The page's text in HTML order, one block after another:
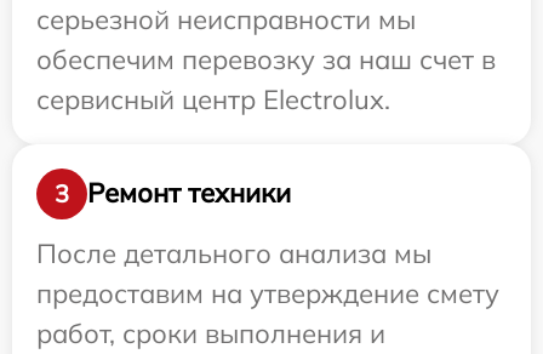
серьезной неисправности мы
обеспечим перевозку за наш счет в
сервисный центр Electrolux.
3
Ремонт техники
После детального анализа мы
предоставим на утверждение смету
работ, сроки выполнения и